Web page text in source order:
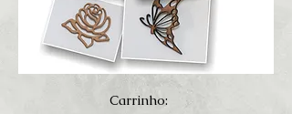
Carrinho: